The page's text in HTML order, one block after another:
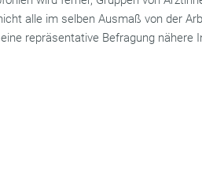
alle im selben Ausmaß von der
repräsentative Befragung nähere